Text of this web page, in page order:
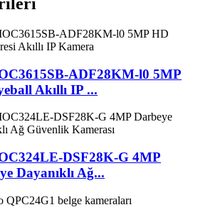
ADF28KM-l0 5MP
Akıllı IP ...
DSF28K-G 4MP
Dayanıklı Ağ...